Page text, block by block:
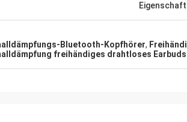
Eigenschaft
Bluetooth-Kopfhörer,
freihändiges drahtloses Earbuds